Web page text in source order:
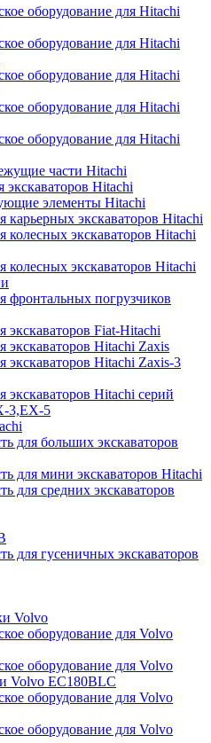
оборудование для Hitachi
оборудование для Hitachi
оборудование для Hitachi
оборудование для Hitachi
оборудование для Hitachi
части Hitachi
экскаваторов Hitachi
элементы Hitachi
карьерных экскаваторов Hitachi
колесных экскаваторов Hitachi
колесных экскаваторов Hitachi
фронтальных погрузчиков
экскаваторов Fiat-Hitachi
экскаваторов Hitachi Zaxis
экскаваторов Hitachi Zaxis-3
экскаваторов Hitachi серий
3,EX-5
для больших экскаваторов
для мини экскаваторов Hitachi
для средних экскаваторов
для гусеничных экскаваторов
Volvo
оборудование для Volvo
оборудование для Volvo
Volvo EC180BLC
оборудование для Volvo
оборудование для Volvo